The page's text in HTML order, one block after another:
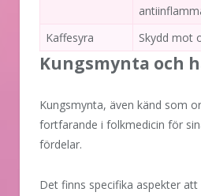
Kaffesyra
Skydd mot
Kungsmynta och
Kungsmynta, även känd som
fortfarande i folkmedicin för
fördelar.
Det finns specifika aspekter att